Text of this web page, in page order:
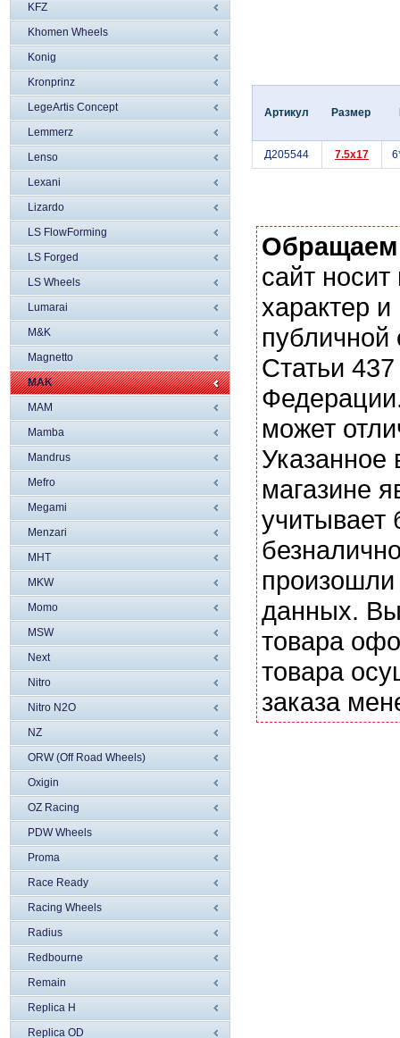
KFZ
Khomen Wheels
Konig
Kronprinz
LegeArtis Concept
Lemmerz
Lenso
Lexani
Lizardo
LS FlowForming
LS Forged
LS Wheels
Lumarai
M&K
Magnetto
MAK
MAM
Mamba
Mandrus
Mefro
Megami
Menzari
MHT
MKW
Momo
MSW
Next
Nitro
Nitro N2O
NZ
ORW (Off Road Wheels)
Oxigin
OZ Racing
PDW Wheels
Proma
Race Ready
Racing Wheels
Radius
Redbourne
Remain
Replica H
Replica OD
Артикул Размер
Д205544 7.5x17
сайт
характер
Статьи
может
магазине
учитывает
данных. Вы
товара
товара
заказа